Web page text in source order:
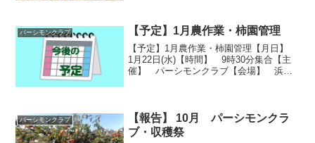
パーシモンクラブ 【予定】1月農作業・柿園管理
【予定】1月農作業・柿園管理【月日】
1月22日(水)【時間】 9時30分集合【主
催】 パーシモンクラブ【会場】 浜
せ】 担当 ：井...
パーシモンクラブ
【報告】 10月 パーシモンクラ
ブ・収穫祭